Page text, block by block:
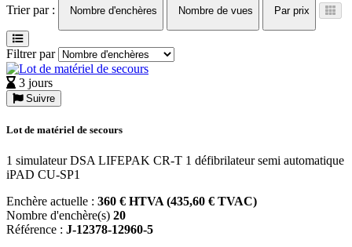
Trier par :
Nombre d'enchères Nombre de vues Par prix
Filtrer par
3 jours
Suivre
Lot de matériel de secours
1 simulateur DSA LIFEPAK CR-T 1 défibrilateur semi automatique
iPAD CU-SP1
Enchère actuelle : 360 € HTVA (435,60 € TVAC)
Nombre d'enchère(s) 20
Référence : J-12378-12960-5